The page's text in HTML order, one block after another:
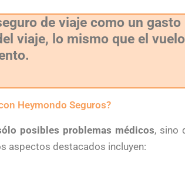
de viaje como un gasto
viaje, lo mismo que el vuelo
Heymondo Seguros?
posibles problemas médicos, sino
aspectos destacados incluyen: